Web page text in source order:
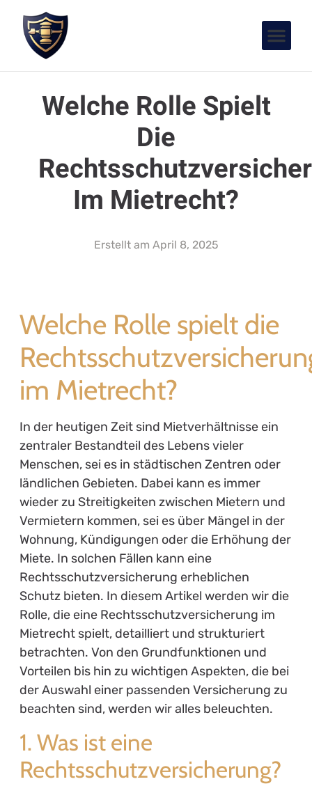
Welche Rolle Spielt
Die
Im Mietrecht?
Erstellt am April 8, 2025
Welche Rolle spielt die
im Mietrecht?
In der heutigen Zeit sind Mietverhältnisse ein
zentraler Bestandteil des Lebens vieler
Menschen, sei es in städtischen Zentren oder
ländlichen Gebieten. Dabei kann es immer
wieder zu Streitigkeiten zwischen Mietern und
Vermietern kommen, sei es über Mängel in der
Wohnung, Kündigungen oder die Erhöhung der
Miete. In solchen Fällen kann eine
Rechtsschutzversicherung erheblichen
Schutz bieten. In diesem Artikel werden wir die
Rolle, die eine Rechtsschutzversicherung im
Mietrecht spielt, detailliert und strukturiert
betrachten. Von den Grundfunktionen und
Vorteilen bis hin zu wichtigen Aspekten, die bei
der Auswahl einer passenden Versicherung zu
beachten sind, werden wir alles beleuchten.
1. Was ist eine
Rechtsschutzversicherung?